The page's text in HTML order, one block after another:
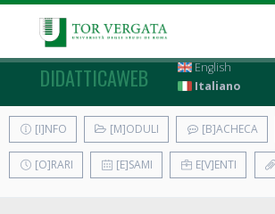
DIDATTICAWEB
English
Italiano
[I]NFO [M]ODULI [B]ACHECA
[O]RARI [E]SAMI E[V]ENTI